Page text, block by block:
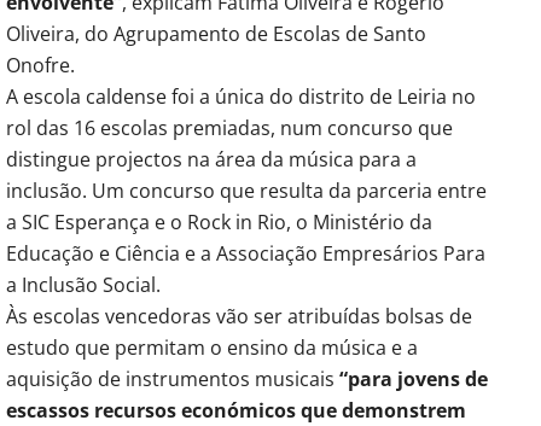
Oliveira, do Agrupamento de Escolas de Santo
Onofre.
A escola caldense foi a única do distrito de Leiria no
rol das 16 escolas premiadas, num concurso que
distingue projectos na área da música para a
inclusão. Um concurso que resulta da parceria entre
a SIC Esperança e o Rock in Rio, o Ministério da
Educação e Ciência e a Associação Empresários Para
a Inclusão Social.
Às escolas vencedoras vão ser atribuídas bolsas de
estudo que permitam o ensino da música e a
aquisição de instrumentos musicais “para jovens de
escassos recursos económicos que demonstrem